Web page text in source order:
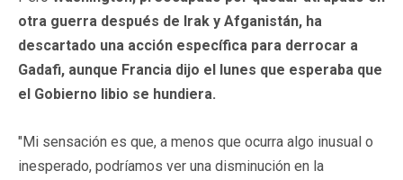
otra guerra después de Irak y Afganistán, ha
descartado una acción específica para derrocar a
Gadafi, aunque Francia dijo el lunes que esperaba que
el Gobierno libio se hundiera.
"Mi sensación es que, a menos que ocurra algo inusual o
inesperado, podríamos ver una disminución en la